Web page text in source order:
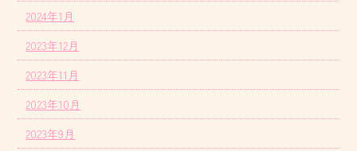
2024年1月
2023年12月
2023年11月
2023年10月
2023年9月